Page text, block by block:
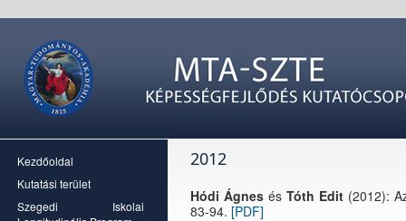
Kezdőoldal
Kutatási terület
Szegedi Iskolai
2012
Hódi Ágnes és Tóth Edit (2012):
83-94. [PDF]